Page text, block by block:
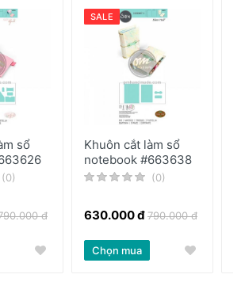
: Steel-Rule Die: ABS Plastic,
Wood, Steel-Rule Blade, Long
Foam
sổ
(0)
đ
SALE
Khuôn cắt làm sổ
notebook #663638
(0)
630.000 đ790.000 đ
Chọn mua